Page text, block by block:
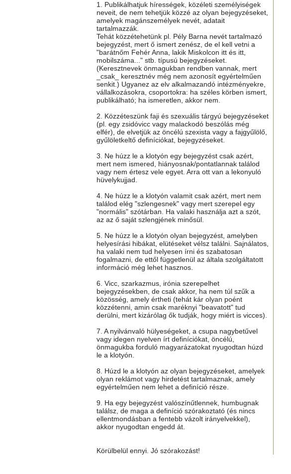
1. Publikálhatjuk hírességek, közéleti személyiségek
neveit, de nem tehetjük közzé az olyan bejegyzéseket,
amelyek magánszemélyek nevét, adatait
tartalmazzák.
Tehát közzétehetünk pl. Pély Barna nevét tartalmazó
bejegyzést, mert ő ismert zenész, de el kell vetni a
"barátnőm Fehér Anna, lakik Miskolcon itt és itt,
mobilszáma..." stb. típusú bejegyzéseket.
(Keresztnevek önmagukban rendben vannak, mert
_csak_ keresztnév még nem azonosít egyértelműen
senkit.) Ugyanez az elv alkalmazandó intézményekre,
vállalkozásokra, csoportokra: ha széles körben ismert,
publikálható; ha ismeretlen, akkor nem.
2. Közzéteszünk faji és szexuális tárgyú bejegyzéseket
(pl. egy zsidóvicc vagy malackodó beszólás még
elfér), de elvetjük az öncélú szexista vagy a fajgyűlölő,
gyűlöletkeltő definíciókat, bejegyzéseket.
3. Ne húzz le a klotyón egy bejegyzést csak azért,
mert nem ismered, hiányosnak/pontatlannak találod
vagy nem értesz vele egyet. Arra ott van a lekonyuló
hüvelykujjad.
4. Ne húzz le a klotyón valamit csak azért, mert nem
találod elég "szlengesnek" vagy mert szerepel egy
"normális" szótárban. Ha valaki használja azt a szót,
az az ő saját szlengjének minősül.
5. Ne húzz le a klotyón olyan bejegyzést, amelyben
helyesírási hibákat, elütéseket vélsz találni. Sajnálatos,
ha valaki nem tud helyesen írni és szabatosan
fogalmazni, de ettől függetlenül az általa szolgáltatott
információ még lehet hasznos.
6. Vicc, szarkazmus, irónia szerepelhet
bejegyzésekben, de csak akkor, ha nem túl szűk a
közösség, amely értheti (tehát kár olyan poént
közzétenni, amin csak maréknyi "beavatott" tud
derülni, mert kizárólag ők tudják, hogy miért is vicces).
7. A nyilvánvaló hülyeségeket, a csupa nagybetűvel
vagy idegen nyelven írt definíciókat, öncélú,
önmagukba forduló magyarázatokat nyugodtan húzd
le a klotyón.
8. Húzd le a klotyón az olyan bejegyzéseket, amelyek
olyan reklámot vagy hirdetést tartalmaznak, amely
egyértelműen nem lehet a definíció része.
9. Ha egy bejegyzést valószínűtlennek, humbugnak
találsz, de maga a definíció szórakoztató (és nincs
ellentmondásban a fentebb vázolt irányelvekkel),
akkor nyugodtan engedd át.
Körülbelül ennyi. Jó szórakozást!